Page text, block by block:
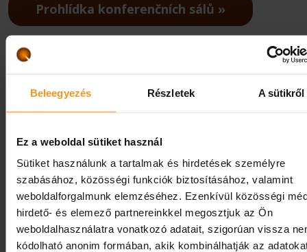
Beleegyezés Részletek A sütikről
Ez a weboldal sütiket használ
Sütiket használunk a tartalmak és hirdetések személyre
szabásához, közösségi funkciók biztosításához, valamint
weboldalforgalmunk elemzéséhez. Ezenkívül közösségi
hirdető- és elemező partnereinkkel megosztjuk az Ön
weboldalhasználatra vonatkozó adatait, szigorúan vissza
kódolható anonim formában, akik kombinálhatják az
Prohlídka konferenčních sálů
Garážové parkování
zdarma.
Staňte se našim hostem!
Dokumenty ke stažení,
informace